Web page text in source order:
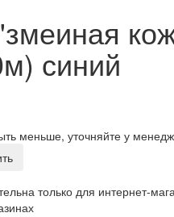
синий
меньше, уточняйте у
только для интернет-